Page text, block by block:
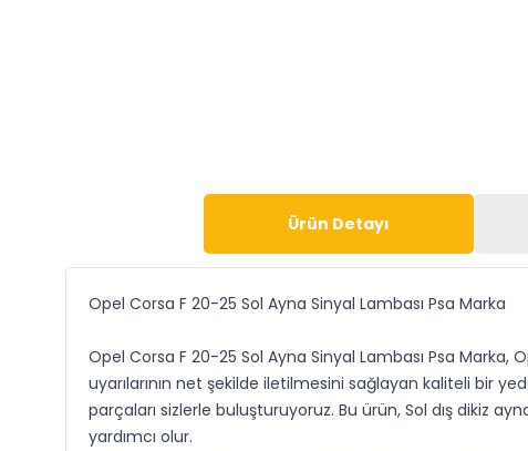
Ürün Detayı
Opel Corsa F 20-25 Sol Ayna Sinyal Lambası Psa Marka
Opel Corsa F 20-25 Sol Ayna Sinyal Lambası Psa
uyarılarının net şekilde iletilmesini sağlayan kaliteli bir
parçaları sizlerle buluşturuyoruz. Bu ürün, Sol dış dikiz
yardımcı olur.